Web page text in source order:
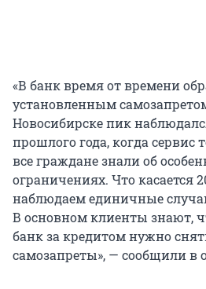
«В банк время от времени
установленным
Новосибирске пик
прошлого года, когда сервис
все граждане знали об
ограничениях. Что касается
наблюдаем единичные
В основном клиенты знают,
банк за кредитом нужно
самозапреты», — сообщили в